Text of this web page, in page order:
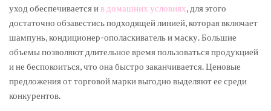
уход обеспечивается ив домашних условиях, для этого
достаточно обзавестись подходящей линией, которая включает
шампунь, кондиционер-ополаскиватель и маску. Большие
объемы позволяют длительное время пользоваться продукцией
и не беспокоиться, что она быстро заканчивается. Ценовые
предложения от торговой марки выгодно выделяют ее среди
конкурентов.